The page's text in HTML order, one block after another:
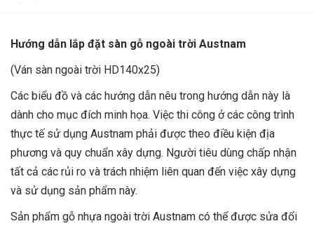
Hướng dẫn lắp đặt sàn gỗ ngoài trời Austnam
(Ván sàn ngoài trời HD140x25)
Các biểu đồ và các hướng dẫn nêu trong hướng dẫn này là
dành cho mục đích minh họa. Việc thi công ở các công trình
thực tế sử dụng Austnam phải được theo điều kiện địa
phương và quy chuẩn xây dựng. Người tiêu dùng chấp nhận
tất cả các rủi ro và trách nhiệm liên quan đến việc xây dựng
và sử dụng sản phẩm này.
Sản phẩm gỗ nhựa ngoài trời Austnam có thể được sửa đổi